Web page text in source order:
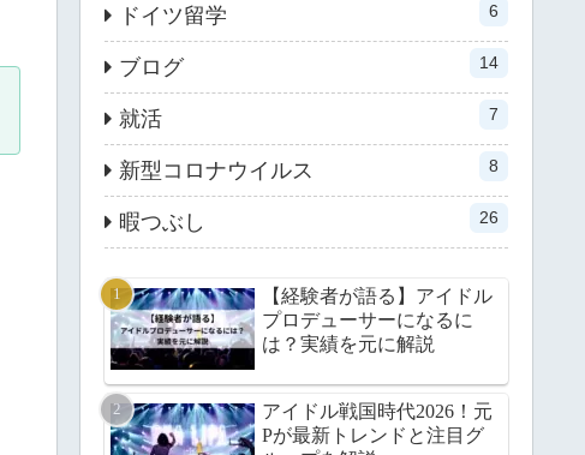
ドイツ留学 6
ブログ 14
就活 7
新型コロナウイルス 8
暇つぶし 26
【経験者が語る】アイドル
プロデューサーになるに
は？実績を元に解説
アイドル戦国時代2026！元
Pが最新トレンドと注目グ